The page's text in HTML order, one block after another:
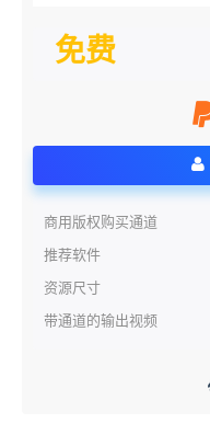
免费
商用版权购买通道
推荐软件
资源尺寸
带通道的输出视频